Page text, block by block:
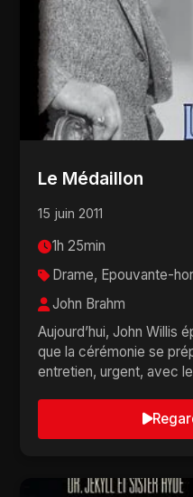
Le Médaillon
15 juin 2011
1h 25min
Drame, Epouvante-
John Brahm
Aujourd’hui, John Willis
que la cérémonie se
entretien, urgent, avec